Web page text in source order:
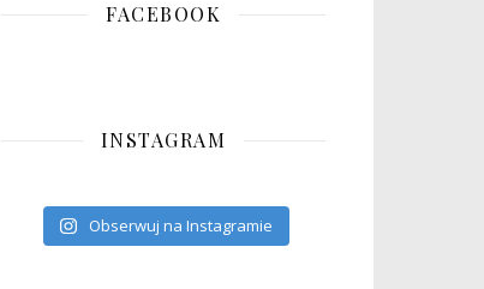
FACEBOOK
INSTAGRAM
Obserwuj na Instagramie